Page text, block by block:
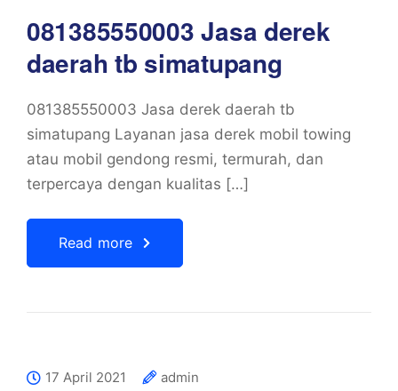
081385550003 Jasa derek
daerah tb simatupang
081385550003 Jasa derek daerah tb
simatupang Layanan jasa derek mobil towing
atau mobil gendong resmi, termurah, dan
terpercaya dengan kualitas […]
Read more
17 April 2021
admin